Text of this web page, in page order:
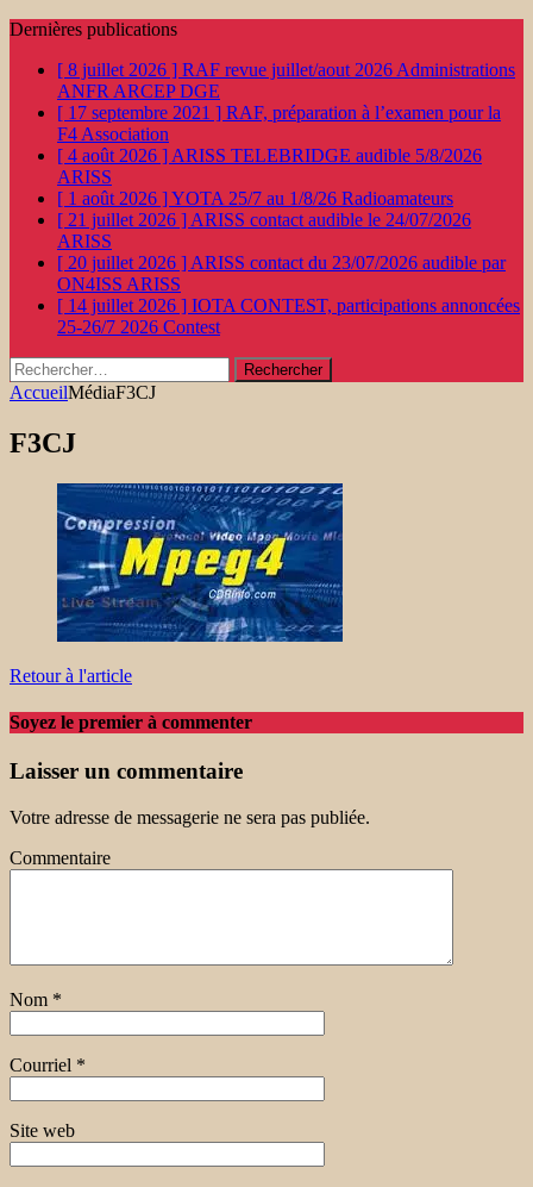
Dernières publications
[ 8 juillet 2026 ] RAF revue juillet/aout 2026 Administrations
ANFR ARCEP DGE
[ 17 septembre 2021 ] RAF, préparation à l’examen pour la
F4 Association
[ 4 août 2026 ] ARISS TELEBRIDGE audible 5/8/2026
ARISS
[ 1 août 2026 ]YOTA 25/7 au 1/8/26 Radioamateurs
[ 21 juillet 2026 ] ARISS contact audible le 24/07/2026
ARISS
[ 20 juillet 2026 ] ARISS contact du 23/07/2026 audible par
ON4ISS ARISS
[ 14 juillet 2026 ] IOTA CONTEST, participations annoncées
25-26/7 2026 Contest
Rechercher :
AccueilMédiaF3CJ
F3CJ
Retour à l'article
Soyez le premier à commenter
Laisser un commentaire
Votre adresse de messagerie ne sera pas publiée.
Commentaire
Nom *
Courriel *
Site web